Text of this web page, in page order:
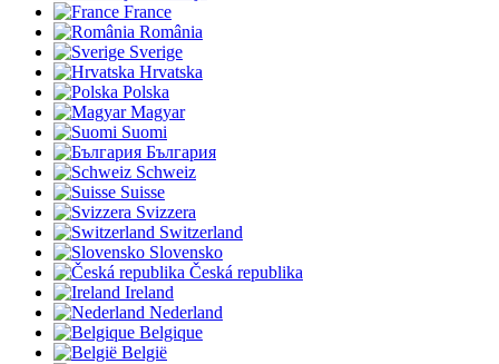
France
România
Sverige
Hrvatska
Polska
Magyar
Suomi
България
Schweiz
Suisse
Svizzera
Switzerland
Slovensko
Česká republika
Ireland
Nederland
Belgique
België